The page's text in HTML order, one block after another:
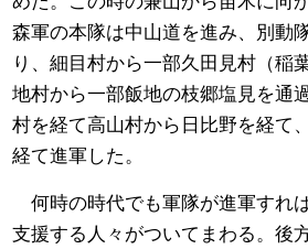
森軍の本隊は中山道を進み、別動
り、細目村から一部久田見村（稲
地村から一部飯地の枝郷塩見を通
村を経て高山村から日比野を経て
経て進軍した。
何時の時代でも軍隊が進軍すれ
支援する人々がついてまわる。後